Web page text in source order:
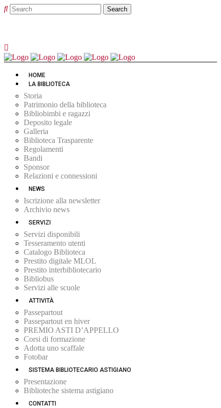
HOME
LA BIBLIOTECA
Storia
Patrimonio della biblioteca
Bibliobimbi e ragazzi
Deposito legale
Galleria
Biblioteca Trasparente
Regolamenti
Bandi
Sponsor
Relazioni e connessioni
NEWS
Iscrizione alla newsletter
Archivio news
SERVIZI
Servizi disponibili
Tesseramento utenti
Catalogo Biblioteca
Prestito digitale MLOL
Prestito interbibliotecario
Bibliobus
Servizi alle scuole
ATTIVITÀ
Passepartout
Passepartout en hiver
PREMIO ASTI D’APPELLO
Corsi di formazione
Adotta uno scaffale
Fotobar
SISTEMA BIBLIOTECARIO ASTIGIANO
Presentazione
Biblioteche sistema astigiano
CONTATTI